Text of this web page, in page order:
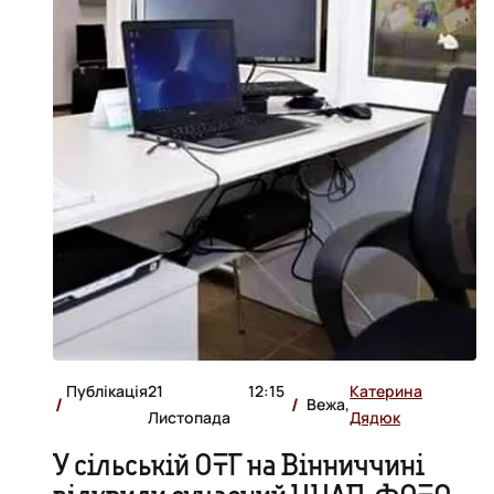
Публікація21
Листопада
12:15
Вежа,
Катерина
Дядюк
У сільській ОТГ на Вінниччині